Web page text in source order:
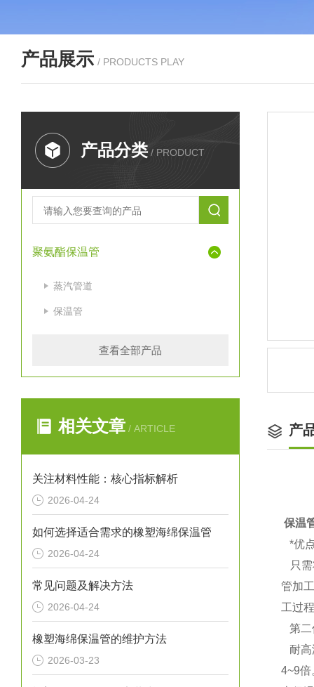
产品展示 / PRODUCTS PLAY
产品分类 / PRODUCT
聚氨酯保温管
蒸汽管道
保温管
查看全部产品
相关文章 / ARTICLE
关注材料性能：核心指标解析
2026-04-24
如何选择适合需求的橡塑海绵保温管
2026-04-24
常见问题及解决方法
2026-04-24
橡塑海绵保温管的维护方法
2026-03-23
产
保温
*优
只需
管加
工过
第二
耐高
4~9倍